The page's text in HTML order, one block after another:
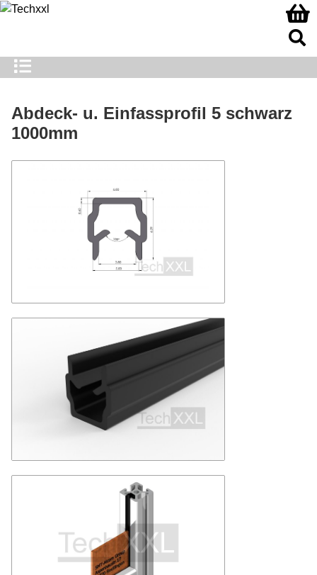
Abdeck- u. Einfassprofil 5 schwarz
1000mm